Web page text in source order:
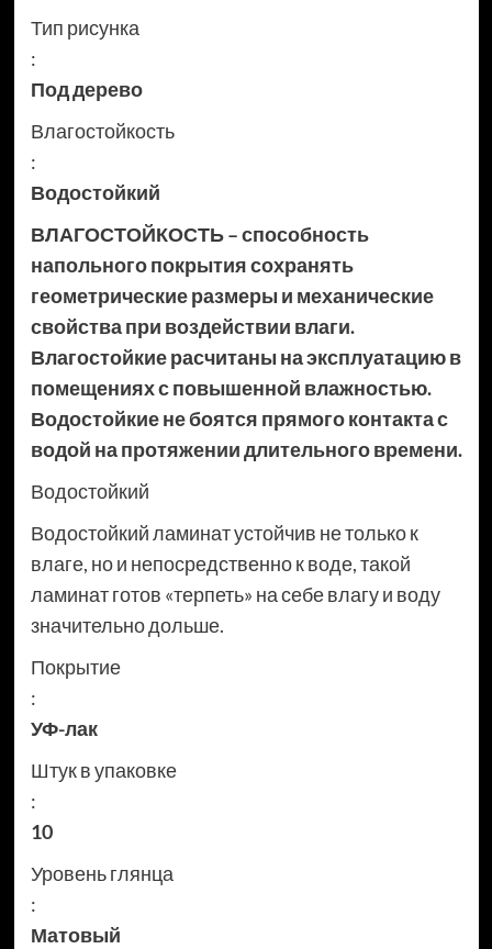
Тип рисунка
:
Под дерево
Влагостойкость
:
Водостойкий
ВЛАГОСТОЙКОСТЬ – способность
напольного покрытия сохранять
геометрические размеры и механические
свойства при воздействии влаги.
Влагостойкие расчитаны на эксплуатацию в
помещениях с повышенной влажностью.
Водостойкие не боятся прямого контакта с
водой на протяжении длительного времени.
Водостойкий
Водостойкий ламинат устойчив не только к
влаге, но и непосредственно к воде, такой
ламинат готов «терпеть» на себе влагу и воду
значительно дольше.
Покрытие
:
УФ-лак
Штук в упаковке
:
10
Уровень глянца
:
Матовый